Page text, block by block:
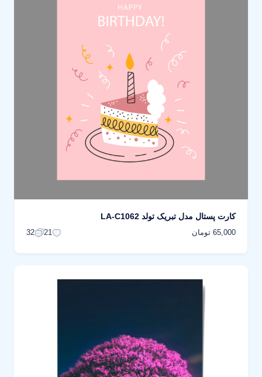
کارت پستال مدل تبریک تولد LA-C1062
65,000 تومان 21
32